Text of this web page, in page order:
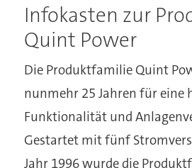
Infokasten zur
Quint Power
Die Produktfamilie Quint
nunmehr 25 Jahren für eine
Funktionalität und
Gestartet mit fünf
Jahr 1996 wurde die